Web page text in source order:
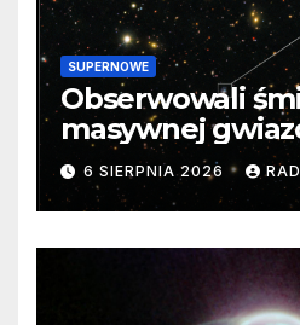
SUPERNOWE
Obserwowali
masywnej
samego
cenne dane
6 SIERPNIA 2026